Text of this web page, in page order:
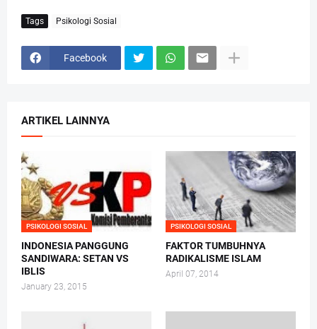
Tags Psikologi Sosial
Facebook
ARTIKEL LAINNYA
PSIKOLOGI SOSIAL
INDONESIA PANGGUNG
SANDIWARA: SETAN VS
IBLIS
January 23, 2015
PSIKOLOGI SOSIAL
FAKTOR TUMBUHNYA
RADIKALISME ISLAM
April 07, 2014